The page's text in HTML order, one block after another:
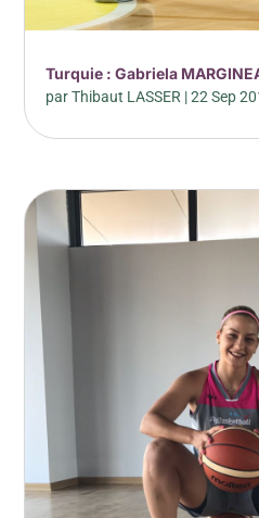
Turquie : Gabriela
parThibaut LASSER |22 Sep